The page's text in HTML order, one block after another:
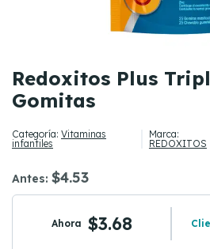
Redoxitos Plus
Gomitas
Categoría: Vitaminas
infantiles
Marca:
REDOXITOS
Antes: $4.53
Ahora $3.68